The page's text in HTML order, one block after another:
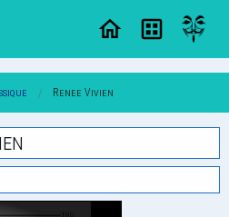
Renee Vivien